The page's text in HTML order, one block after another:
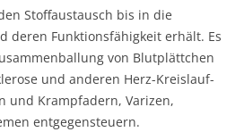
Stoffaustausch bis in die
deren Funktionsfähigkeit erhält. Es
von Blutplättchen
und anderen Herz-Kreislauf-
und Krampfadern, Varizen,
entgegensteuern.